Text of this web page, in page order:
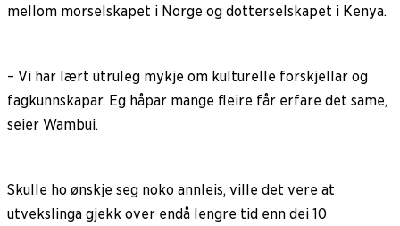
mellom morselskapet i Norge og dotterselskapet i Kenya.
– Vi har lært utruleg mykje om kulturelle forskjellar og
fagkunnskapar. Eg håpar mange fleire får erfare det same,
seier Wambui.
Skulle ho ønskje seg noko annleis, ville det vere at
utvekslinga gjekk over endå lengre tid enn dei 10